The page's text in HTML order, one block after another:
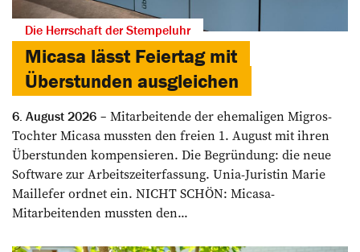
Die Herrschaft der Stempeluhr
Micasa lässt Feiertag mit
Überstunden ausgleichen
6. August 2026
Mitarbeitende der ehemaligen Migros-
Tochter Micasa mussten den freien 1. August mit ihren
Überstunden kompensieren. Die Begründung: die neue
Software zur Arbeitszeiterfassung. Unia-Juristin Marie
Maillefer ordnet ein. NICHT SCHÖN: Micasa-
Mitarbeitenden mussten den...